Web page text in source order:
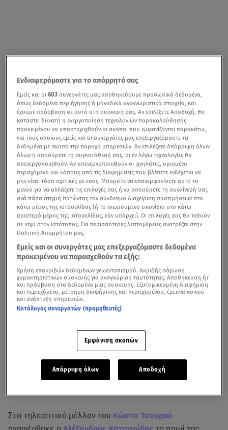
Στο τηλεοπτικό μέλλον του Κώστα Τσουρού
Ενδιαφερόμαστε για το απόρρητό σας
Εμείς και οι603 συνεργάτες μας αποθηκεύουμε προσωπικά δεδομένα,
όπως δεδομένα περιήγησης ή μοναδικά αναγνωριστικά στοιχεία, και
έχουμε πρόσβαση σε αυτά στη συσκευή σας. Αν επιλέξετε Αποδοχή, θα
καταστεί δυνατή η ενεργοποίηση τεχνολογιών παρακολούθησης
προκειμένου να υποστηριχθούν οι σκοποί που εμφανίζονται παρακάτω,
για τους οποίους εμείς και οι συνεργάτες μας επεξεργαζόμαστε τα
δεδομένα με σκοπό την παροχή υπηρεσιών. Αν επιλέξετε Απόρριψη όλων
όλων ή αποσύρετε τη συγκατάθεσή σας, οι εν λόγω τεχνολογίες θα
απενεργοποιηθούν. Αν απενεργοποιηθούν οι ιχνηλάτες, ορισμένο
περιεχόμενο και κάποιες από τις διαφημίσεις που βλέπετε ενδέχεται να
μην είναι τόσο σχετικές με εσάς. Μπορείτε να επανεμφανίσετε αυτό το
μενού για να αλλάξετε τις επιλογές σας ή να αποσύρετε τη συναίνεσή σας
ανά πάσα στιγμή πατώντας τον σύνδεσμο Διαχείριση προτιμήσεων στο
κάτω μέρος της ιστοσελίδας [ή το αιωρούμενο εικονίδιο στο κάτω
αριστερό μέρος της ιστοσελίδας, εάν υπάρχει]. Οι επιλογές σας θα τεθούν
σε ισχύ στον Ιστότοπος. Για περισσότερες λεπτομέρειες ανατρέξτε στην
Πολιτική Απορρήτου μας.
Εμείς και οι συνεργάτες μας επεξεργαζόμαστε δεδομένα
προκειμένου να παρασχεθούν τα εξής:
Χρήση επακριβών δεδομένων γεωεντοπισμού. Ακριβής σάρωση
χαρακτηριστικών συσκευής για αναγνώριση ταυτότητας. Αποθήκευση ή/
και πρόσβαση στα δεδομένα μιας συσκευής. Εξατομικευμένη διαφήμιση
και περιεχόμενο, μέτρηση διαφήμισης και περιεχομένου, έρευνα κοινού
και ανάπτυξη υπηρεσιών.
Κατάλογος συνεργατών (προμηθευτές)
Εμφάνιση σκοπών
Απόρριψη όλων Αποδοχή